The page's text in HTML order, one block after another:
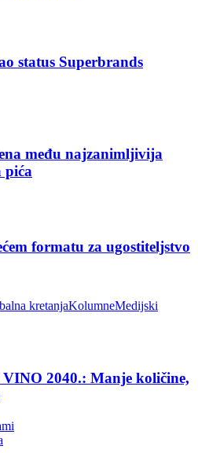
status Superbrands
među najzanimljivija
pića
formatu za ugostiteljstvo
kretanjaKolumneMedijski
2040.: Manje količine,